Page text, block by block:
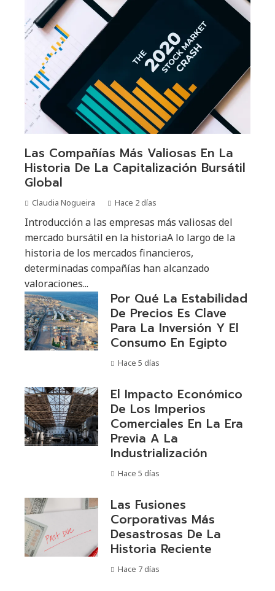
Las Compañías Más Valiosas En La
Historia De La Capitalización Bursátil
Global
Claudia Nogueira Hace 2 días
Introducción a las empresas más valiosas del
mercado bursátil en la historiaA lo largo de la
historia de los mercados financieros,
determinadas compañías han alcanzado
valoraciones...
Por Qué La Estabilidad
De Precios Es Clave
Para La Inversión Y El
Consumo En Egipto
Hace 5 días
El Impacto Económico
De Los Imperios
Comerciales En La Era
Previa A La
Industrialización
Hace 5 días
Las Fusiones
Corporativas Más
Desastrosas De La
Historia Reciente
Hace 7 días